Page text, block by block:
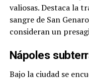
valiosas. Destaca la
sangre de San
consideran un
Nápoles
Bajo la ciudad se